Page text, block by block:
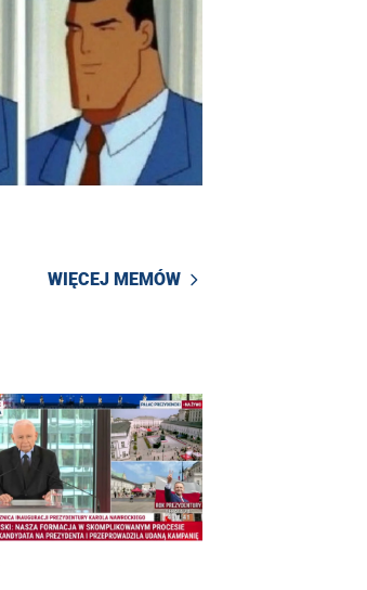
WIĘCEJ MEMÓW